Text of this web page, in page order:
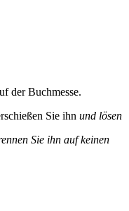
der Buchmesse.
Sie ihn und lösen
Sie ihn auf keinen